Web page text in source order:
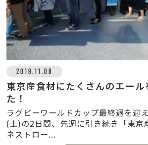
2019.11.08
東京産食材にたくさんのエール
た！
ラグビーワールドカップ最終週を迎
(土)の2日間、先週に引き続き「東京
ネストロー...